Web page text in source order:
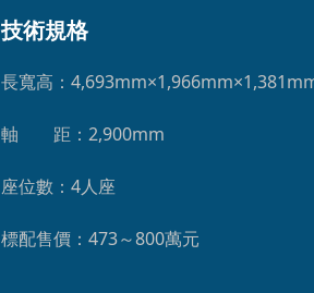
技術規格
長寬高：
軸　　距：2,900mm
座位數：4人座
標配售價：473～800萬元